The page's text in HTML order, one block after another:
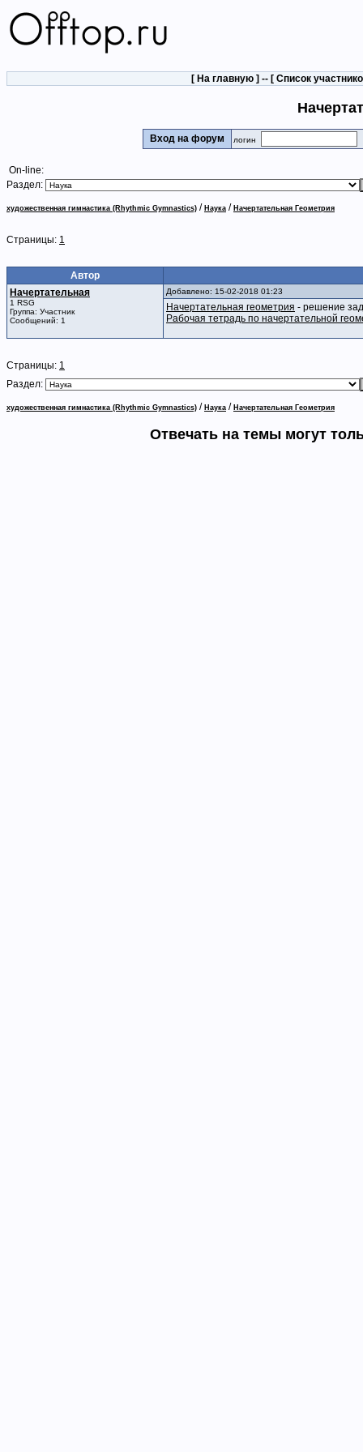
[ На главную ] -- [ Список
Вход на форум логин
On-line:
Раздел:
художественная гимнастика (Rhythmic Gymnastics) / Наука / Начертательная Геометрия
Страницы: 1
Автор
Начертательная
1 RSG
Группа: Участник
Сообщений: 1
Добавлено: 15-02-2018 01:23
Начертательная геометрия - решение
Рабочая тетрадь по начертательной
Страницы: 1
Раздел:
художественная гимнастика (Rhythmic Gymnastics) / Наука / Начертательная Геометрия
Отвечать на темы могут